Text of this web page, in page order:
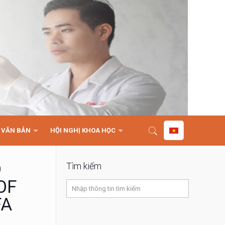
VĂN BẢN HỘI NGHỊ KHOA HỌC
Tìm kiếm